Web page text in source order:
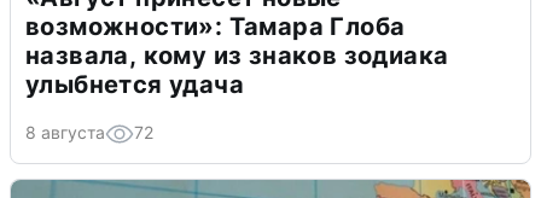
возможности»: Тамара Глоба
назвала, кому из знаков зодиака
улыбнется удача
8 августа 72